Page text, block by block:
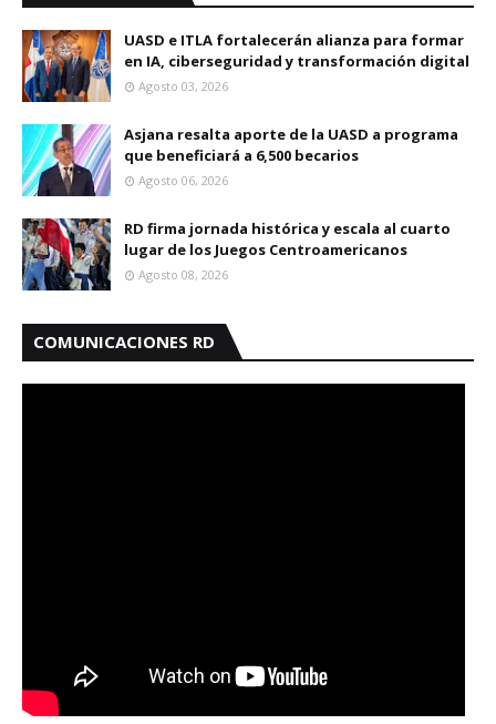
UASD e ITLA fortalecerán alianza para formar
en IA, ciberseguridad y transformación digital
Agosto 03, 2026
Asjana resalta aporte de la UASD a programa
que beneficiará a 6,500 becarios
Agosto 06, 2026
RD firma jornada histórica y escala al cuarto
lugar de los Juegos Centroamericanos
Agosto 08, 2026
COMUNICACIONES RD